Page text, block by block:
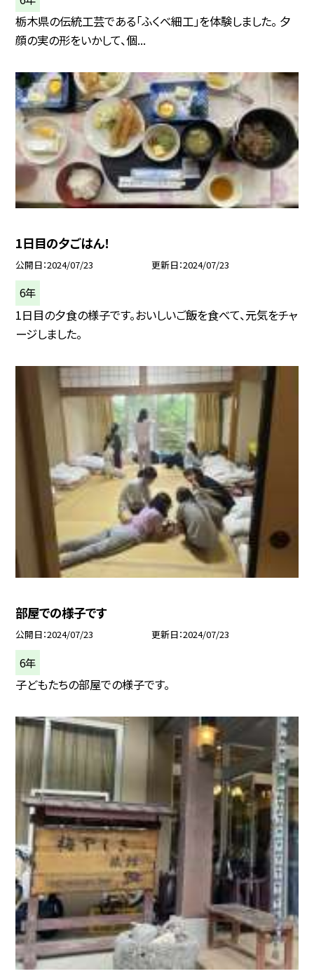
栃木県の伝統工芸である「ふくべ細工」を体験しました。 夕
顔の実の形をいかして、個...
1日目の夕ごはん！
公開日 2024/07/23 更新日 2024/07/23
6年
1日目の夕食の様子です。おいしいご飯を食べて、元気をチャ
ージしました。
部屋での様子です
公開日 2024/07/23 更新日 2024/07/23
6年
子どもたちの部屋での様子です。